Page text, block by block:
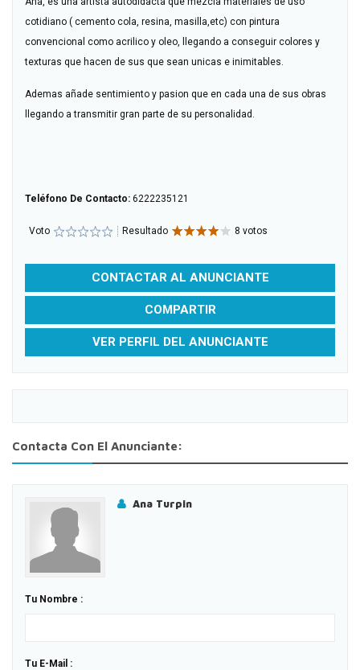
cotidiano ( cemento cola, resina, masilla,etc) con pintura
convencional como acrilico y oleo, llegando a conseguir colores y
texturas que hacen de sus que sean unicas e inimitables.
Ademas añade sentimiento y pasion que en cada una de sus obras
llegando a transmitir gran parte de su personalidad.
Teléfono De Contacto: 6222235121
Voto Resultado 8 votos
CONTACTAR AL ANUNCIANTE
COMPARTIR
VER PERFIL DEL ANUNCIANTE
Contacta Con El Anunciante:
Ana Turpin
Tu Nombre :
Tu E-Mail :